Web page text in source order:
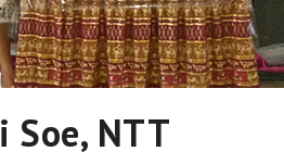
Soe, NTT